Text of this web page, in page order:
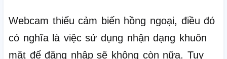
Webcam thiếu cảm biến hồng ngoại, điều đó
có nghĩa là việc sử dụng nhận dạng khuôn
mặt để đăng nhập sẽ không còn nữa. Tuy